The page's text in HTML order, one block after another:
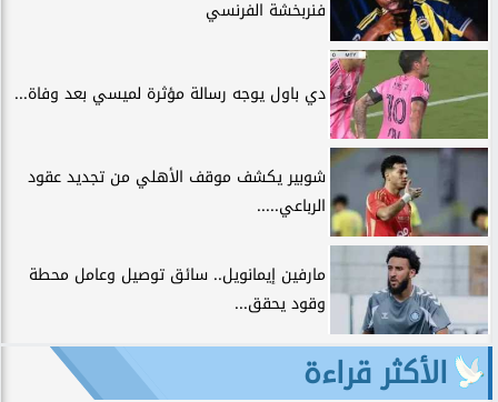
فنربخشة الفرنسي
دي باول يوجه رسالة مؤثرة لميسي بعد وفاة...
شوبير يكشف موقف الأهلي من تجديد عقود
الرباعي.....
مارفين إيمانويل.. سائق توصيل وعامل محطة
وقود يحقق...
الأكثر قراءة